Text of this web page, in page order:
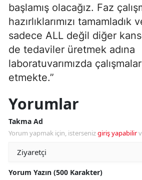
başlamış olacağız. Faz
hazırlıklarımızı
sadece ALL değil diğer
de tedaviler üretmek adına
laboratuvarımızda
etmekte.”
Yorumlar
Takma Ad
Yorum yapmak için, istersenizgiriş yapabilir
Yorum Yazın (500 Karakter)